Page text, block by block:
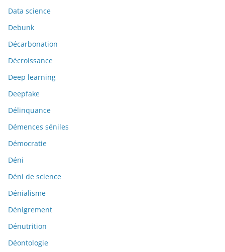
Data science
Debunk
Décarbonation
Décroissance
Deep learning
Deepfake
Délinquance
Démences séniles
Démocratie
Déni
Déni de science
Dénialisme
Dénigrement
Dénutrition
Déontologie